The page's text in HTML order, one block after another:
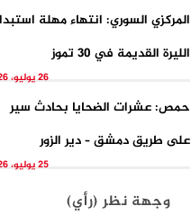
المركزي السوري: انتهاء مهلة
الليرة القديمة في 30 تموز
26 يوليو، 2026
حمص: عشرات الضحايا بحادث سير
على طريق دمشق – دير الزور
25 يوليو، 2026
وجهة نظر (رأي)